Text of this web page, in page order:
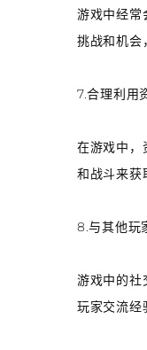
游戏中经常
挑战和机会
7.合理利用
在游戏中，
和战斗来获
8.与其他玩
游戏中的社
玩家交流经